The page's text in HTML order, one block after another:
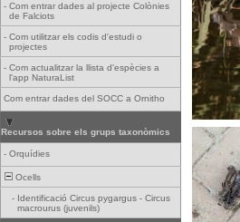
- Com entrar dades al projecte Colònies
de Falciots
- Com utilitzar els codis d'estudi o
projectes
- Com actualitzar la llista d'espècies a
l'app NaturaList
Com entrar dades del SOCC a Ornitho
Recursos sobre els grups taxonòmics
- Orquídies
Ocells
- Identificació Circus pygargus - Circus
macrourus (juvenils)